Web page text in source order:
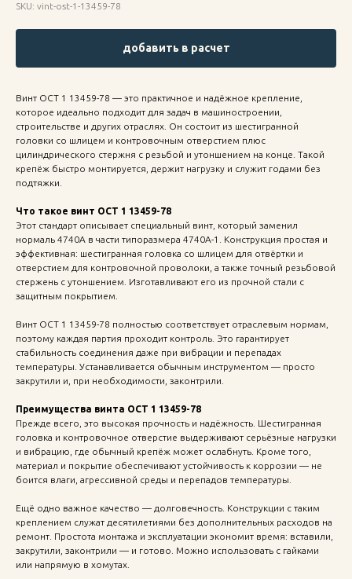
SKU: vint-ost-1-13459-78
добавить в расчет
Винт ОСТ 1 13459-78 — это практичное и надёжное крепление,
которое идеально подходит для задач в машиностроении,
строительстве и других отраслях. Он состоит из шестигранной
головки со шлицем и контровочным отверстием плюс
цилиндрического стержня с резьбой и утоншением на конце. Такой
крепёж быстро монтируется, держит нагрузку и служит годами без
подтяжки.
Что такое винт ОСТ 1 13459-78
Этот стандарт описывает специальный винт, который заменил
нормаль 4740А в части типоразмера 4740А-1. Конструкция простая и
эффективная: шестигранная головка со шлицем для отвёртки и
отверстием для контровочной проволоки, а также точный резьбовой
стержень с утоншением. Изготавливают его из прочной стали с
защитным покрытием.
Винт ОСТ 1 13459-78 полностью соответствует отраслевым нормам,
поэтому каждая партия проходит контроль. Это гарантирует
стабильность соединения даже при вибрации и перепадах
температуры. Устанавливается обычным инструментом — просто
закрутили и, при необходимости, законтрили.
Преимущества винта ОСТ 1 13459-78
Прежде всего, это высокая прочность и надёжность. Шестигранная
головка и контровочное отверстие выдерживают серьёзные нагрузки
и вибрацию, где обычный крепёж может ослабнуть. Кроме того,
материал и покрытие обеспечивают устойчивость к коррозии — не
боится влаги, агрессивной среды и перепадов температуры.
Ещё одно важное качество — долговечность. Конструкции с таким
креплением служат десятилетиями без дополнительных расходов на
ремонт. Простота монтажа и эксплуатации экономит время: вставили,
закрутили, законтрили — и готово. Можно использовать с гайками
или напрямую в хомутах.